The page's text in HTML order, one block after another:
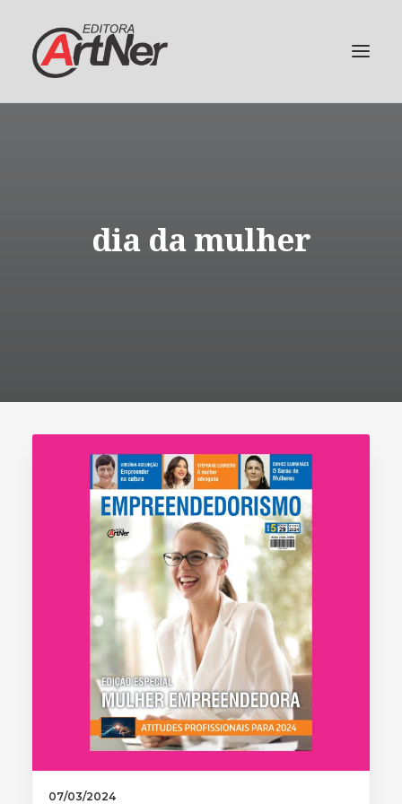
dia da mulher
07/03/2024